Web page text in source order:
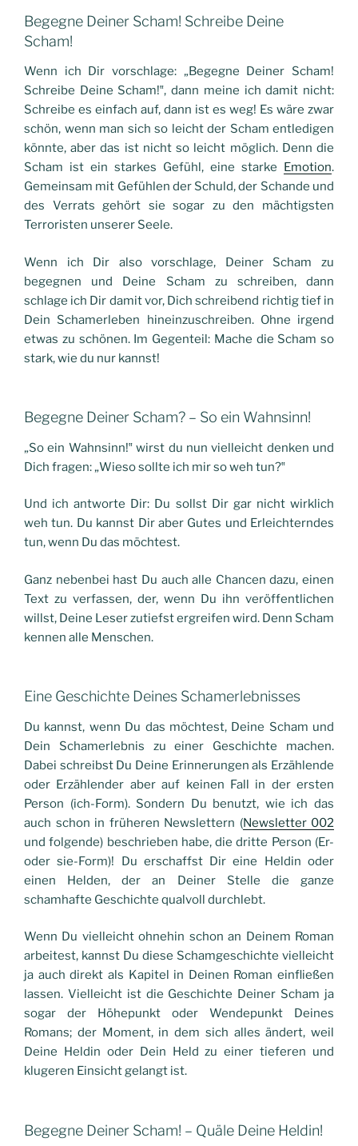
Begegne Deiner Scham! Schreibe Deine
Scham!
Wenn ich Dir vorschlage: „Begegne Deiner Scham!
Schreibe Deine Scham!‟, dann meine ich damit nicht:
Schreibe es einfach auf, dann ist es weg! Es wäre zwar
schön, wenn man sich so leicht der Scham entledigen
könnte, aber das ist nicht so leicht möglich. Denn die
Scham ist ein starkes Gefühl, eine starke Emotion.
Gemeinsam mit Gefühlen der Schuld, der Schande und
des Verrats gehört sie sogar zu den mächtigsten
Terroristen unserer Seele.
Wenn ich Dir also vorschlage, Deiner Scham zu
begegnen und Deine Scham zu schreiben, dann
schlage ich Dir damit vor, Dich schreibend richtig tief in
Dein Schamerleben hineinzuschreiben. Ohne irgend
etwas zu schönen. Im Gegenteil: Mache die Scham so
stark, wie du nur kannst!
Begegne Deiner Scham? – So ein Wahnsinn!
„So ein Wahnsinn!‟ wirst du nun vielleicht denken und
Dich fragen: „Wieso sollte ich mir so weh tun?‟
Und ich antworte Dir: Du sollst Dir gar nicht wirklich
weh tun. Du kannst Dir aber Gutes und Erleichterndes
tun, wenn Du das möchtest.
Ganz nebenbei hast Du auch alle Chancen dazu, einen
Text zu verfassen, der, wenn Du ihn veröffentlichen
willst, Deine Leser zutiefst ergreifen wird. Denn Scham
kennen alle Menschen.
Eine Geschichte Deines Schamerlebnisses
Du kannst, wenn Du das möchtest, Deine Scham und
Dein Schamerlebnis zu einer Geschichte machen.
Dabei schreibst Du Deine Erinnerungen als Erzählende
oder Erzählender aber auf keinen Fall in der ersten
Person (ich-Form). Sondern Du benutzt, wie ich das
auch schon in früheren Newslettern (Newsletter 002
und folgende) beschrieben habe, die dritte Person (Er-
oder sie-Form)! Du erschaffst Dir eine Heldin oder
einen Helden, der an Deiner Stelle die ganze
schamhafte Geschichte qualvoll durchlebt.
Wenn Du vielleicht ohnehin schon an Deinem Roman
arbeitest, kannst Du diese Schamgeschichte vielleicht
ja auch direkt als Kapitel in Deinen Roman einfließen
lassen. Vielleicht ist die Geschichte Deiner Scham ja
sogar der Höhepunkt oder Wendepunkt Deines
Romans; der Moment, in dem sich alles ändert, weil
Deine Heldin oder Dein Held zu einer tieferen und
klugeren Einsicht gelangt ist.
Begegne Deiner Scham! – Quäle Deine Heldin!